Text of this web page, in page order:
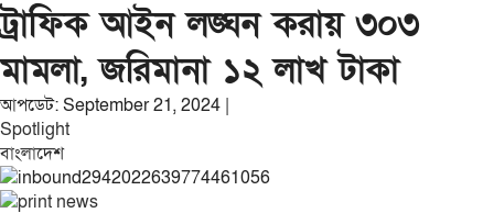
ট্রাফিক আইন লঙ্ঘন করায় ৩০৩
মামলা, জরিমানা ১২ লাখ টাকা
আপডেট: September 21, 2024 |
Spotlight
বাংলাদেশ